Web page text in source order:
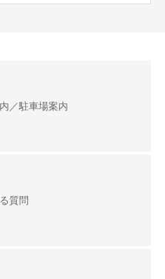
／駐車場案内
質問